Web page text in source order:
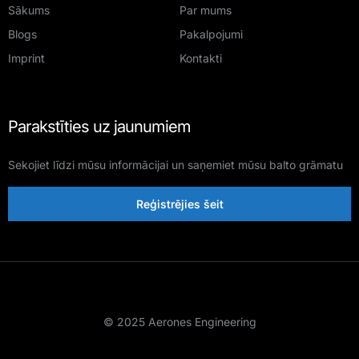
Sākums
Par mums
Blogs
Pakalpojumi
Imprint
Kontakti
Parakstīties uz jaunumiem
Sekojiet līdzi mūsu informācijai un saņemiet mūsu balto grāmatu
Reģistrējies šeit
© 2025 Aerones Engineering